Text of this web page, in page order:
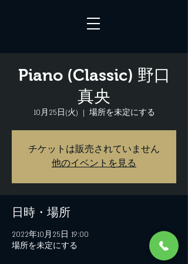
Piano (Classic) 野口
真央
10月25日(火)
  |
場所を未定にする
チケットは販売されていません
他のイベントを見る
日時・場所
2022年10月25日 19:00
場所を未定にする